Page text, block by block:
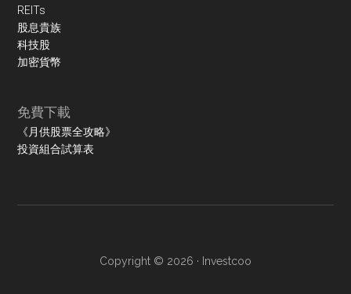
REITs
股息貴族
科技股
加密貨幣
免費下載
《月供股票全攻略》
投資組合試算表
Copyright © 2026 · Investcoo